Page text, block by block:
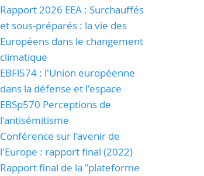
Rapport 2026 EEA : Surchauffés
et sous-préparés : la vie des
Européens dans le changement
climatique
EBFl574 : l'Union européenne
dans la défense et l'espace
EBSp570 Perceptions de
l'antisémitisme
Conférence sur l'avenir de
l'Europe : rapport final (2022)
Rapport final de la "plateforme